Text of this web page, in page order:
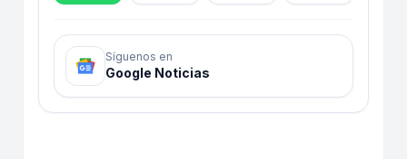
Síguenos en
Google Noticias